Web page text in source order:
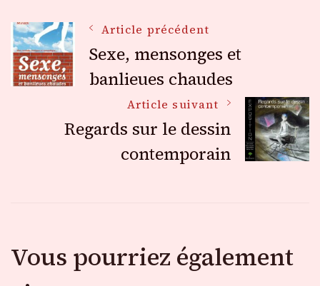
Navigation
des
articles
Article précédent
Sexe, mensonges et
banlieues chaudes
Article suivant
Regards sur le dessin
contemporain
Vous pourriez également